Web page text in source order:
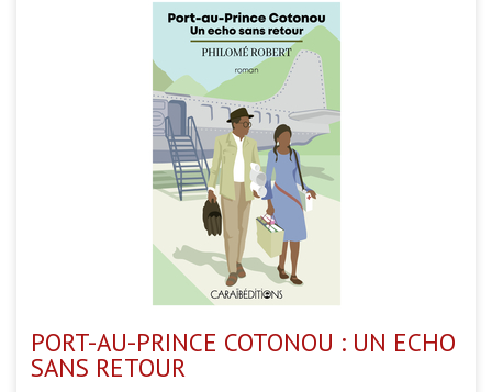
PORT-AU-PRINCE COTONOU : UN ECHO
SANS RETOUR